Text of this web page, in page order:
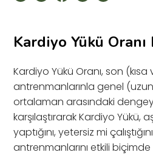
Kardiyo Yükü Oranı
Kardiyo Yükü Oranı, son (kısa
antrenmanlarınla genel
ortalaman arasındaki
karşılaştırarak Kardiyo Yükü,
yaptığını, yetersiz mi
antrenmanlarını etkili